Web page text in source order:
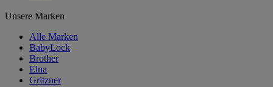
Unsere Marken
Alle Marken
BabyLock
Brother
Elna
Gritzner